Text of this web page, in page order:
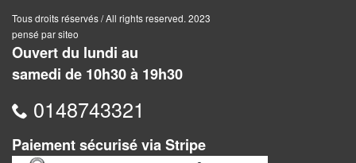
Dés
Maquettes
Chinoises
Solitaires
Tous droits réservés / All rights reserved. 2023
pensé par siteo
Ouvert du lundi au
samedi de 10h30 à 19h30
0148743321
Paiement sécurisé via Stripe